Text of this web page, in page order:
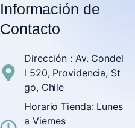
Información de
Contacto
Dirección : Av. Condel
l 520, Providencia, St
go, Chile
Horario Tienda: Lunes
a Viernes